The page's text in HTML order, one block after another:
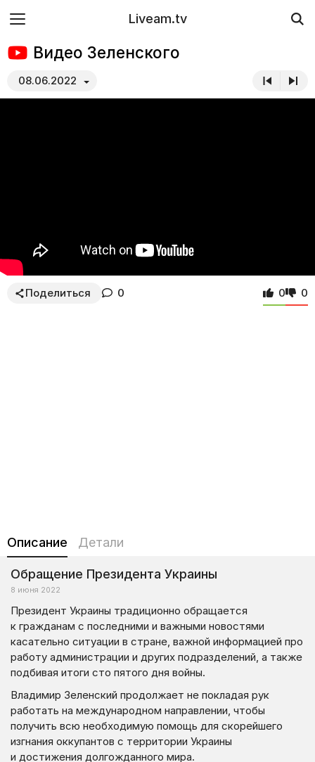
Liveam.tv
Видео Зеленского
08.06.2022
Поделиться 0 0 0
Описание Детали
Обращение Президента Украины
8 июня 2022
Президент Украины традиционно обращается
к гражданам с последними и важными новостями
касательно ситуации в стране, важной информацией про
работу администрации и других подразделений, а также
подбивая итоги сто пятого дня войны.
Владимир Зеленский продолжает не покладая рук
работать на международном направлении, чтобы
получить всю необходимую помощь для скорейшего
изгнания оккупантов с территории Украины
и достижения долгожданного мира.